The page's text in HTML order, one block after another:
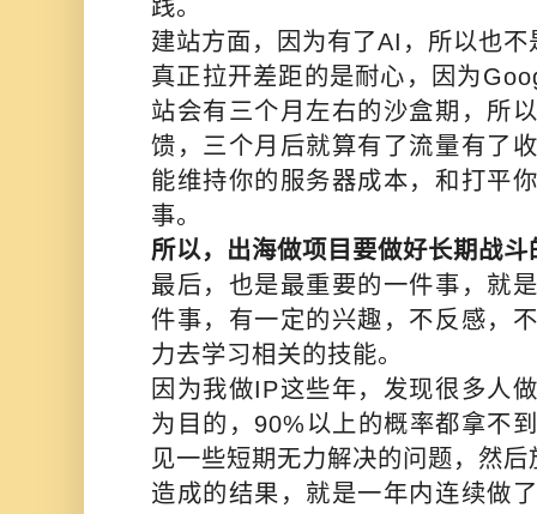
践。
建站方面，因为有了AI，所以也不
真正拉开差距的是耐心，因为
站会有三个月左右的沙盒期，所
馈，三个月后就算有了流量有了
能维持你的服务器成本，和打平
事。
所以，出海做项目要做好长期战斗
最后，也是最重要的一件事，就
件事，有一定的兴趣，不反感，
力去学习相关的技能。
因为我做IP这些年，发现很多人
为目的，90%以上的概率都拿不
见一些短期无力解决的问题，然后
造成的结果，就是一年内连续做